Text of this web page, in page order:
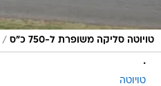
טויוטה סליקה משופרת ל-750 כ"ס /
.
טויוטה